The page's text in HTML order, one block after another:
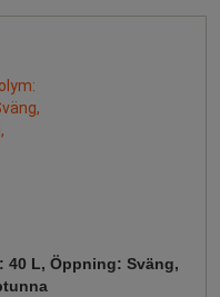
40 L, Öppning: Sväng,